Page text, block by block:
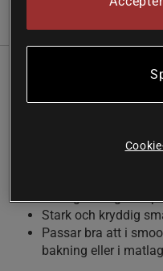
Information
Ingefära har sedan
extra stuns i mat utan
Stark och kryddig
Passar bra att i
bakning eller i